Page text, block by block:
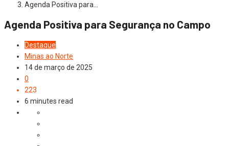
Agenda Positiva para…
Agenda Positiva para Segurança no Campo
Destaque
Minas ao Norte
14 de março de 2025
0
223
6 minutes read